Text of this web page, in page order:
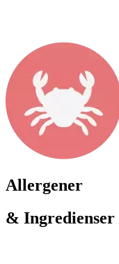
Allergener
& Ingredienser